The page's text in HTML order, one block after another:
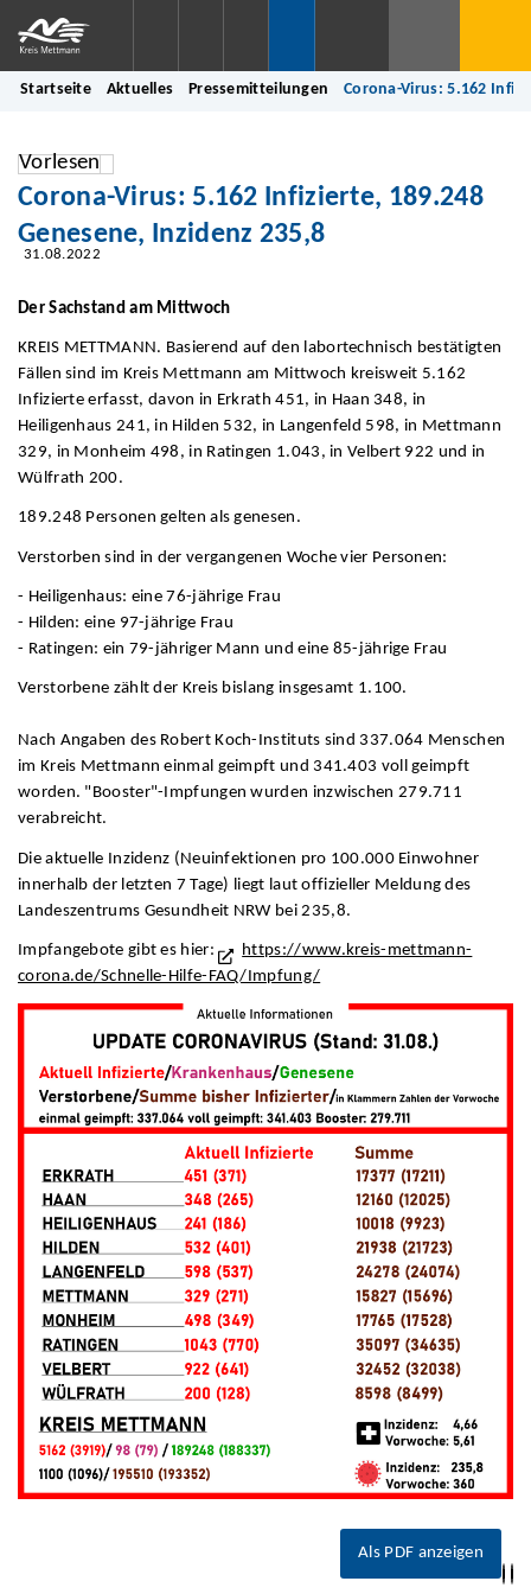
Startseite Aktuelles Pressemitteilungen Corona-Virus: 5.162
Vorlesen
Corona-Virus: 5.162 Infizierte, 189.248
Genesene, Inzidenz 235,8
31.08.2022
Der Sachstand am Mittwoch
KREIS METTMANN. Basierend auf den labortechnisch bestätigten
Fällen sind im Kreis Mettmann am Mittwoch kreisweit 5.162
Infizierte erfasst, davon in Erkrath 451, in Haan 348, in
Heiligenhaus 241, in Hilden 532, in Langenfeld 598, in Mettmann
329, in Monheim 498, in Ratingen 1.043, in Velbert 922 und in
Wülfrath 200.
189.248 Personen gelten als genesen.
Verstorben sind in der vergangenen Woche vier Personen:
- Heiligenhaus: eine 76-jährige Frau
- Hilden: eine 97-jährige Frau
- Ratingen: ein 79-jähriger Mann und eine 85-jährige Frau
Verstorbene zählt der Kreis bislang insgesamt 1.100.
Nach Angaben des Robert Koch-Instituts sind 337.064 Menschen
im Kreis Mettmann einmal geimpft und 341.403 voll geimpft
worden. "Booster"-Impfungen wurden inzwischen 279.711
verabreicht.
Die aktuelle Inzidenz (Neuinfektionen pro 100.000 Einwohner
innerhalb der letzten 7 Tage) liegt laut offizieller Meldung des
Landeszentrums Gesundheit NRW bei 235,8.
Impfangebote gibt es hier:
https://www.kreis-mettmann-
corona.de/Schnelle-Hilfe-FAQ/Impfung/
Als PDF anzeigen